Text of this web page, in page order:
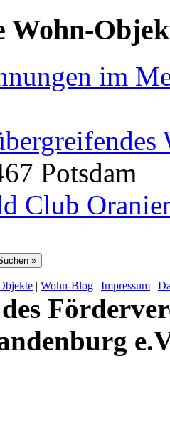
Wohn-
im
Potsdam
Club
| Wohn-Blog | Impressum |